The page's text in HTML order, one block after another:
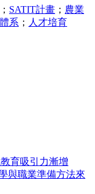
； SATIT計畫 ； 農業
系 ； 人才培育
育吸引力漸增
與職業準備方法來